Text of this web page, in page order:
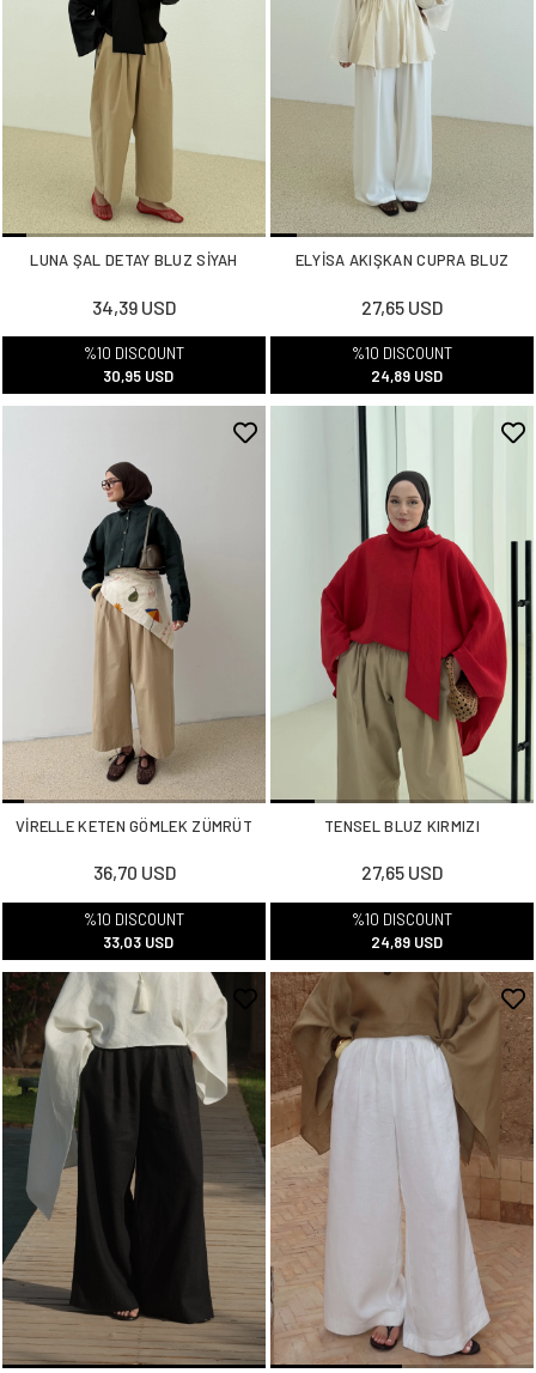
LUNA ŞAL DETAY BLUZ SİYAH
34,39 USD
%10 DISCOUNT
30,95 USD
ELYİSA AKIŞKAN CUPRA BLUZ
27,65 USD
%10 DISCOUNT
24,89 USD
VİRELLE KETEN GÖMLEK ZÜMRÜT
36,70 USD
%10 DISCOUNT
33,03 USD
TENSEL BLUZ KIRMIZI
27,65 USD
%10 DISCOUNT
24,89 USD